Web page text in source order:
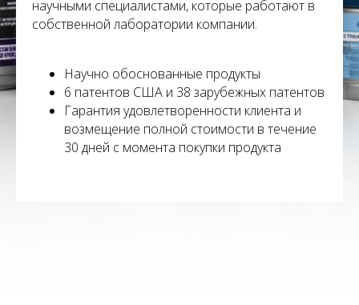
научными специалистами, которые работают в
собственной лаборатории компании.
Научно обоснованные продукты
6 патентов США и 38 зарубежных патентов
Гарантия удовлетворенности клиента и
возмещение полной стоимости в течение
30 дней с момента покупки продукта